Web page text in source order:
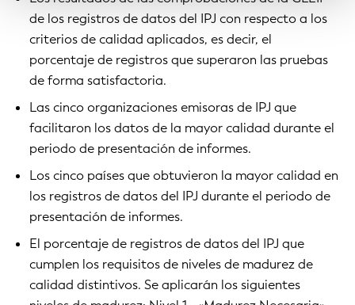
de los registros de datos del IPJ con respecto a los
criterios de calidad aplicados, es decir, el
porcentaje de registros que superaron las pruebas
de forma satisfactoria.
Las cinco organizaciones emisoras de IPJ que
facilitaron los datos de la mayor calidad durante el
periodo de presentación de informes.
Los cinco países que obtuvieron la mayor calidad en
los registros de datos del IPJ durante el periodo de
presentación de informes.
El porcentaje de registros de datos del IPJ que
cumplen los requisitos de niveles de madurez de
calidad distintivos. Se aplicarán los siguientes